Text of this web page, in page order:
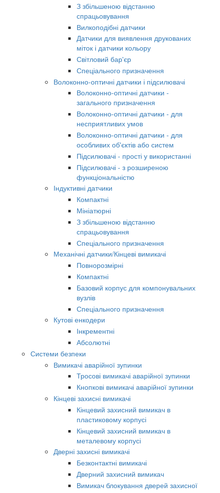
З збільшеною відстанню
спрацьовування
Вилкоподібні датчики
Датчики для виявлення друкованих
міток і датчики кольору
Світловий бар'єр
Спеціального призначення
Волоконно-оптичні датчики і підсилювачі
Волоконно-оптичні датчики -
загального призначення
Волоконно-оптичні датчики - для
несприятливих умов
Волоконно-оптичні датчики - для
особливих об'єктів або систем
Підсилювачі - прості у використанні
Підсилювачі - з розширеною
функціональністю
Індуктивні датчики
Компактні
Мініатюрні
З збільшеною відстанню
спрацьовування
Спеціального призначення
Механічні датчики/Кінцеві вимикачі
Повнорозмірні
Компактні
Базовий корпус для компонувальних
вузлів
Спеціального призначення
Кутові енкодери
Інкрементні
Абсолютні
Системи безпеки
Вимикачі аварійної зупинки
Тросові вимикачі аварійної зупинки
Кнопкові вимикачі аварійної зупинки
Кінцеві захисні вимикачі
Кінцевий захисний вимикач в
пластиковому корпусі
Кінцевий захисний вимикач в
металевому корпусі
Дверні захисні вимикачі
Безконтактні вимикачі
Дверний захисний вимикач
Вимикач блокування дверей захисної